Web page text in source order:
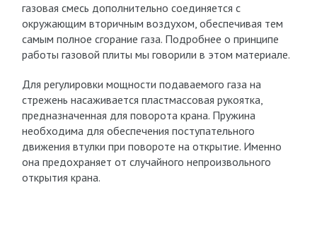
газовая смесь дополнительно соединяется с
окружающим вторичным воздухом, обеспечивая тем
самым полное сгорание газа. Подробнее о принципе
работы газовой плиты мы говорили в этом материале.
Для регулировки мощности подаваемого газа на
стрежень насаживается пластмассовая рукоятка,
предназначенная для поворота крана. Пружина
необходима для обеспечения поступательного
движения втулки при повороте на открытие. Именно
она предохраняет от случайного непроизвольного
открытия крана.